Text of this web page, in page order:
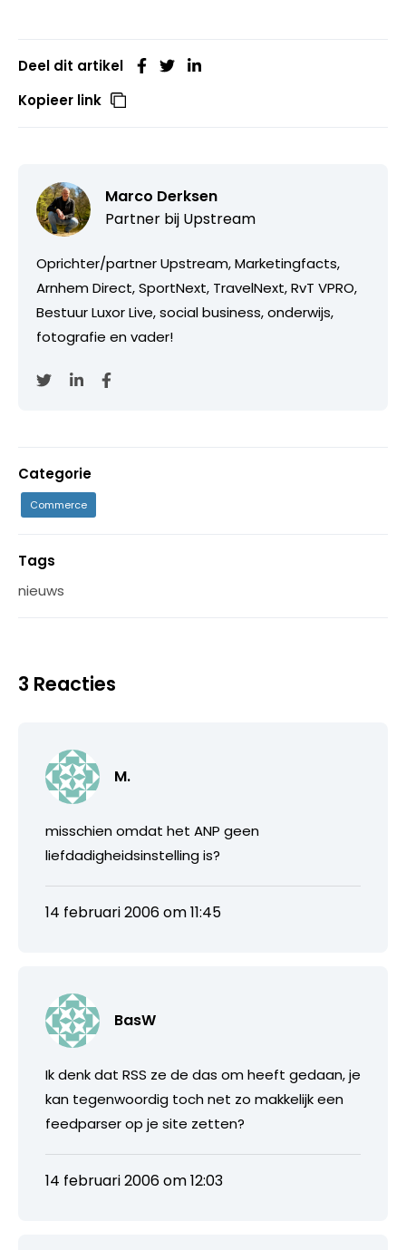
Deel dit artikel
Kopieer link
Marco Derksen
Partner bij Upstream
Oprichter/partner Upstream, Marketingfacts,
Arnhem Direct, SportNext, TravelNext, RvT VPRO,
Bestuur Luxor Live, social business, onderwijs,
fotografie en vader!
Categorie
Commerce
Tags
nieuws
3 Reacties
M.
misschien omdat het ANP geen
liefdadigheidsinstelling is?
14 februari 2006 om 11:45
BasW
Ik denk dat RSS ze de das om heeft gedaan, je
kan tegenwoordig toch net zo makkelijk een
feedparser op je site zetten?
14 februari 2006 om 12:03